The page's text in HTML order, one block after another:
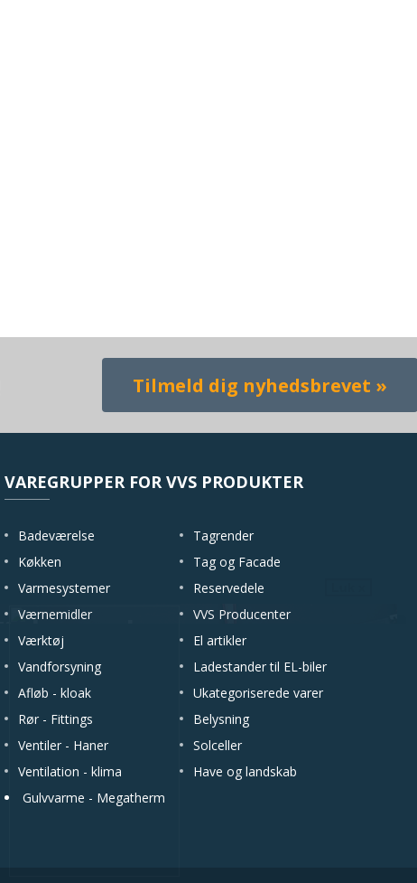
VAREGRUPPER FOR VVS PRODUKTER
Badeværelse
Køkken
Varmesystemer
Værnemidler
Værktøj
Vandforsyning
Afløb - kloak
Rør - Fittings
Ventiler - Haner
Ventilation - klima
Tagrender
Tag og Facade
Reservedele
VVS Producenter
El artikler
Ladestander til EL-biler
Ukategoriserede varer
Belysning
Solceller
Have og landskab
Gulvvarme - Megatherm